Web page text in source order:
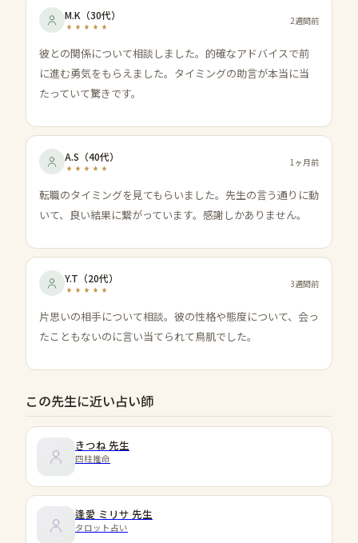
M.K （30代） 2週間前
彼との関係について相談しました。的確なアドバイスで前
に進む勇気をもらえました。タイミングの助言が本当に当
たっていて驚きです。
A.S （40代） 1ヶ月前
転職のタイミングを見てもらいました。先生の言う通りに動
いて、良い結果に繋がっています。感謝しかありません。
Y.T （20代） 3週間前
片思いの相手について相談。彼の性格や態度について、会っ
たこともないのに言い当てられて鳥肌でした。
この先生に近い占い師
きつね 先生
四柱推命
逢愛 ミリサ 先生
タロット占い